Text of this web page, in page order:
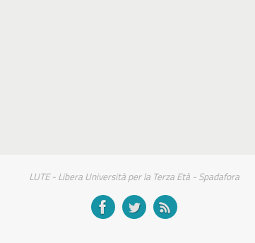
LUTE - Libera Università per la Terza Età - Spadafora